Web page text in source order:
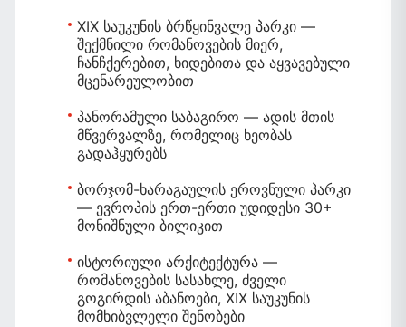
XIX საუკუნის ბრწყინვალე პარკი —
შექმნილი რომანოვების მიერ,
ჩანჩქერებით, ხიდებითა და აყვავებული
მცენარეულობით
პანორამული საბაგირო — ადის მთის
მწვერვალზე, რომელიც ხეობას
გადაჰყურებს
ბორჯომ-ხარაგაულის ეროვნული პარკი
— ევროპის ერთ-ერთი უდიდესი 30+
მონიშნული ბილიკით
ისტორიული არქიტექტურა —
რომანოვების სასახლე, ძველი
გოგირდის აბანოები, XIX საუკუნის
მომხიბვლელი შენობები